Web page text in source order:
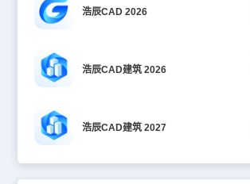
浩辰CAD 2026
浩辰CAD建筑 2026
浩辰CAD建筑 2027